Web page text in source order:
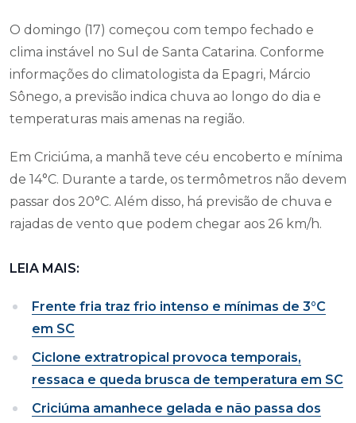
O domingo (17) começou com tempo fechado e
clima instável no Sul de Santa Catarina. Conforme
informações do climatologista da Epagri, Márcio
Sônego, a previsão indica chuva ao longo do dia e
temperaturas mais amenas na região.
Em Criciúma, a manhã teve céu encoberto e mínima
de 14°C. Durante a tarde, os termômetros não devem
passar dos 20°C. Além disso, há previsão de chuva e
rajadas de vento que podem chegar aos 26 km/h.
LEIA MAIS:
Frente fria traz frio intenso e mínimas de 3°C
em SC
Ciclone extratropical provoca temporais,
ressaca e queda brusca de temperatura em SC
Criciúma amanhece gelada e não passa dos